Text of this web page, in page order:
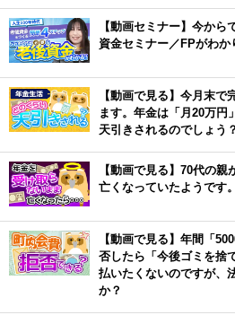
【動画セミナー】今から
資金セミナー／FPがわか
【動画で見る】今月末で
ます。年金は「月20万円
天引きされるのでしょう？
【動画で見る】70代の親
亡くなっていたようです
【動画で見る】年間「
否したら「今後ゴミを捨
払いたくないのですが、
か？